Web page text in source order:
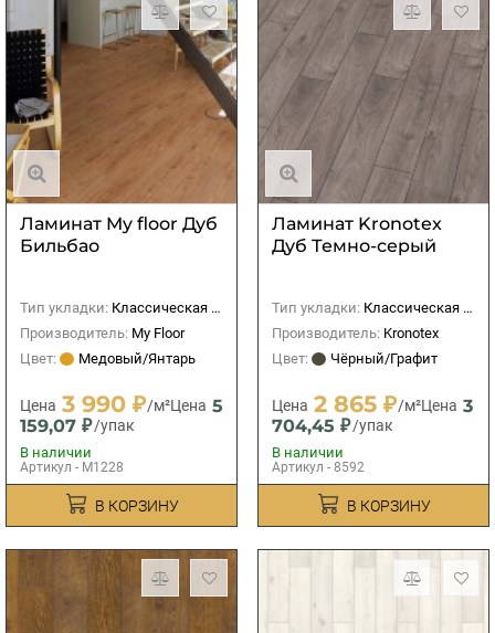
Ламинат My floor Дуб
Бильбао
Тип укладки: Классическая (прямая)
Производитель: My Floor
Цвет:
Медовый/Янтарь
Цена 3 990 ₽/м²Цена 5
159,07 ₽/упак
В наличии
Артикул - M1228
В КОРЗИНУ
Ламинат Kronotex
Дуб Темно-серый
Тип укладки: Классическая (прямая)
Производитель: Kronotex
Цвет:
Чёрный/Графит
Цена 2 865 ₽/м²Цена 3
704,45 ₽/упак
В наличии
Артикул - 8592
В КОРЗИНУ